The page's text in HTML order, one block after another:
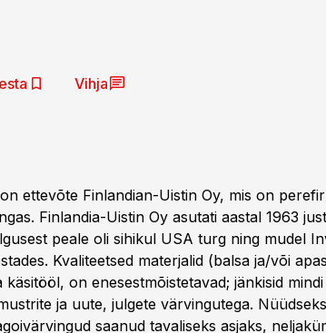
Vihja
ettevõte Finlandian-Uistin Oy, mis on
Finlandia-Uistin Oy asutati aastal 1963 just
peale oli sihikul USA turg ning mudel
Kvaliteetsed materjalid (balsa ja/või
on enesestmõistetavad; jänkisid mindi
ja uute, julgete värvingutega.
saanud tavaliseks asjaks,